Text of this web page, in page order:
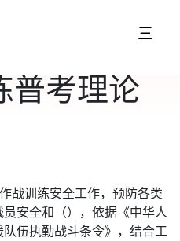
三
普考理论
战训练安全工作，预防各类
安全和（），依据《中华人
伍执勤战斗条令》，结合工